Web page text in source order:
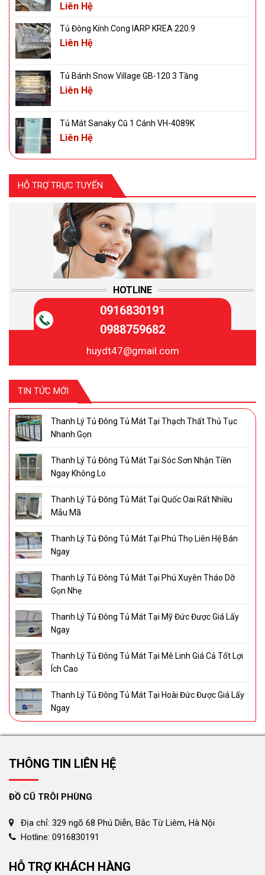
Liên Hệ
Tủ Đông Kính Cong IARP KREA 220.9
Liên Hệ
Tủ Bánh Snow Village GB-120 3 Tầng
Liên Hệ
Tủ Mát Sanaky Cũ 1 Cánh VH-4089K
Liên Hệ
HỖ TRỢ TRỰC TUYẾN
HOTLINE
0916830191
0988759682
huydt47@gmail.com
TIN TỨC MỚI
Thanh Lý Tủ Đông Tủ Mát Tại Thạch Thất Thủ Tục
Nhanh Gọn
Thanh Lý Tủ Đông Tủ Mát Tại Sóc Sơn Nhận Tiền
Ngay Không Lo
Thanh Lý Tủ Đông Tủ Mát Tại Quốc Oai Rất Nhiều
Mẫu Mã
Thanh Lý Tủ Đông Tủ Mát Tại Phú Thọ Liên Hệ Bán
Ngay
Thanh Lý Tủ Đông Tủ Mát Tại Phú Xuyên Tháo Dỡ
Gọn Nhẹ
Thanh Lý Tủ Đông Tủ Mát Tại Mỹ Đức Được Giá Lấy
Ngay
Thanh Lý Tủ Đông Tủ Mát Tại Mê Linh Giá Cả Tốt Lợi
Ích Cao
Thanh Lý Tủ Đông Tủ Mát Tại Hoài Đức Được Giá Lấy
Ngay
THÔNG TIN LIÊN HỆ
ĐỒ CŨ TRÔI PHÙNG
Địa chỉ: 329 ngõ 68 Phú Diễn, Bắc Từ Liêm, Hà Nội
Hotline: 0916830191
HỖ TRỢ KHÁCH HÀNG